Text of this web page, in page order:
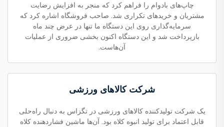
چاپ‌های بادوام را فراهم کرد که منجر به افزایش رضایت
مشتریان و خریدهای تکراری شد. صاحب فروشگاه اشاره کرد که
سرمایه‌گذاری روی این دستگاه ما تنها در عرض چند ماه
بازپرداخت شد و این دستگاه اکنون بخشی ضروری از عملیات
آن‌هاست.
شرکت کالاهای ورزشی
یک شرکت تولیدکننده کالاهای ورزشی در تگزاس به دنبال راه‌حلی
قابل اعتماد برای تولید انبوه کلاه بود. آن‌ها ماشین فشاردهنده کلاه